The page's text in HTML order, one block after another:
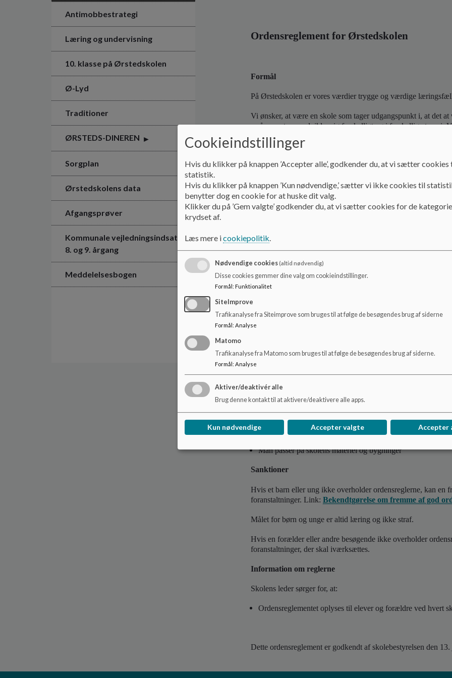
Antimobbestrategi
Læring og undervisning
10. klasse på Ørstedskolen
Ø-Lyd
Traditioner
ØRSTEDS-DINEREN
Sorgplan
Ørstedskolens data
Afgangsprøver
Kommunale vejledningsindsats
8. og 9. årgang
Meddelelsesbogen
Ordensreglement for Ørstedskolen
Formål
På Ørstedskolen er vores værdier trygge og værdige
Vi ønsker, at være en skole som tager udgangspunkt i, at det
små som store - udvikler sig forskelligt og i forskellige tempi.
enkelte har en tryg og værdifuld plads i det store fællesskab,
undring og nysgerrighed.
Vi har positive forventninger til alle og tror på, at alle gør det
deres forældre, kan føle sig inkluderet, værdsat og værdifulde
Mål
Dette ordensreglement skal fremme og styrke vores
I skoletiden
Skolens antimobbestrategi
Kommunikationsstrategi (er under udarbejdelse)
På skolen betyder god orden, at:
Man følger de ansattes anvisninger
Man taler pænt og opfører sig hensynsfuldt
Man passer på skolens materiel og bygninger
Sanktioner
Hvis et barn eller ung ikke overholder ordensreglerne, kan en
foranstaltninger. Link: Bekendtgørelse om fremme af god
Målet for børn og unge er altid læring og ikke straf.
Hvis en forælder eller andre besøgende ikke overholder
foranstaltninger, der skal iværksættes.
Information om reglerne
Skolens leder sørger for, at:
Ordensreglementet oplyses til elever og forældre ved hvert
Dette ordensreglement er godkendt af skolebestyrelsen den
Cookieindstillinger
Hvis du klikker på knappen ’Accepter alle’, godkender du, at vi sætter
statistik.
Hvis du klikker på knappen ’Kun nødvendige,’ sætter vi ikke cookies til
benytter dog en cookie for at huske dit valg.
Klikker du på ’Gem valgte’ godkender du, at vi sætter cookies for de
krydset af.
Læs mere icookiepolitik.
Nødvendige cookies(altid nødvendig)
Disse cookies gemmer dine valg om cookieindstillinger.
Formål : Funktionalitet
SiteImprove
Trafikanalyse fra Siteimprove som bruges til at følge de besøgendes brug af siderne
Formål : Analyse
Matomo
Trafikanalyse fra Matomo som bruges til at følge de besøgendes brug af siderne.
Formål: Analyse
Aktiver/deaktivér alle
Brug denne kontakt til at aktivere/deaktivere alle apps.
Kun nødvendige Accepter valgte Accepter